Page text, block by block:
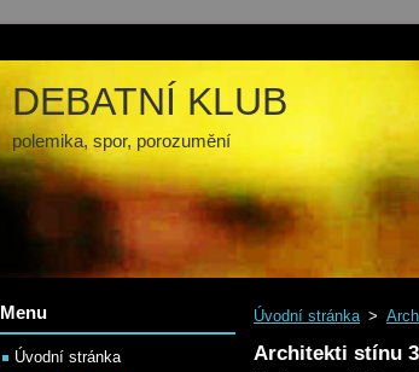
DEBATNÍ KLUB
polemika, spor, porozumění
Úvodní stránka >
Architekti stínu
Menu
Úvodní stránka